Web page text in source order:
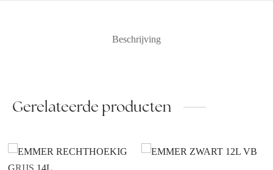
Beschrijving
Gerelateerde producten